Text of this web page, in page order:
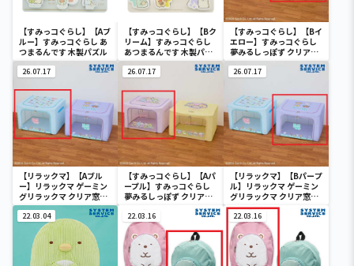
【すみっコぐらし】【Aブ
ルー】すみっコぐらし あ
つまるんです 木製パズル
【すみっコぐらし】【Bク
リーム】すみっコぐらし
あつまるんです 木製パズ
ル
【すみっコぐらし】【Bイ
エロー】すみっコぐらし
夢みるしっぽず クリア窓
付き収納ボックス
26.07.17
【リラックマ】【Aブル
ー】リラックマ ゲーミン
グリラックマ クリア窓付
き収納ボックス
26.07.17
【すみっコぐらし】【Aパ
ープル】すみっコぐらし
夢みるしっぽず クリア窓
26.07.17
【リラックマ】【Bパープ
ル】リラックマ ゲーミン
グリラックマ クリア窓付
き収納ボックス
22.03.04 22.03.16 22.03.16